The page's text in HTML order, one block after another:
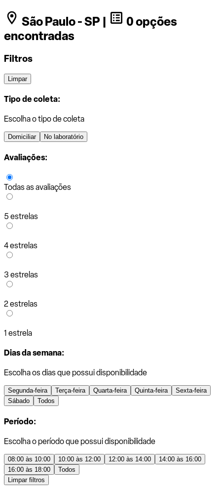
São Paulo - SP |
0 opções
encontradas
Filtros
Limpar
Tipo de coleta:
Escolha o tipo de coleta
Domiciliar No laboratório
Avaliações:
Todas as avaliações
5 estrelas
4 estrelas
3 estrelas
2 estrelas
1 estrela
Dias da semana:
Escolha os dias que possui disponibilidade
Segunda-feira Terça-feira Quarta-feira Quinta-feira
Sexta-feira
Sábado
Todos
Período:
Escolha o período que possui disponibilidade
08:00 às 10:00 10:00 às 12:00 12:00 às 14:00
14:00 às 16:00
16:00 às 18:00
Todos
Limpar filtros